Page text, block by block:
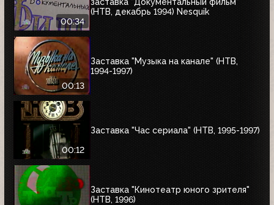
00:34
(НТВ, декабрь 1994) Nesquik
00:13
Заставка "Музыка на канале" (НТВ,
1994-1997)
00:12
Заставка "Час сериала" (НТВ, 1995-1997)
Заставка "Кинотеатр юного зрителя"
(НТВ, 1996)